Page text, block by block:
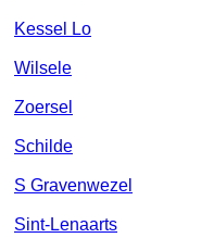
Kessel Lo
Wilsele
Zoersel
Schilde
S Gravenwezel
Sint-Lenaarts